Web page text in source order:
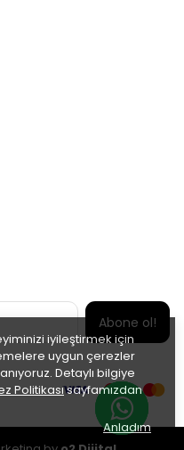
iyileştirmek için
uygun çerezler
Detaylı bilgiye
Politikasısayfamızdan
Anladım
Abone ol!